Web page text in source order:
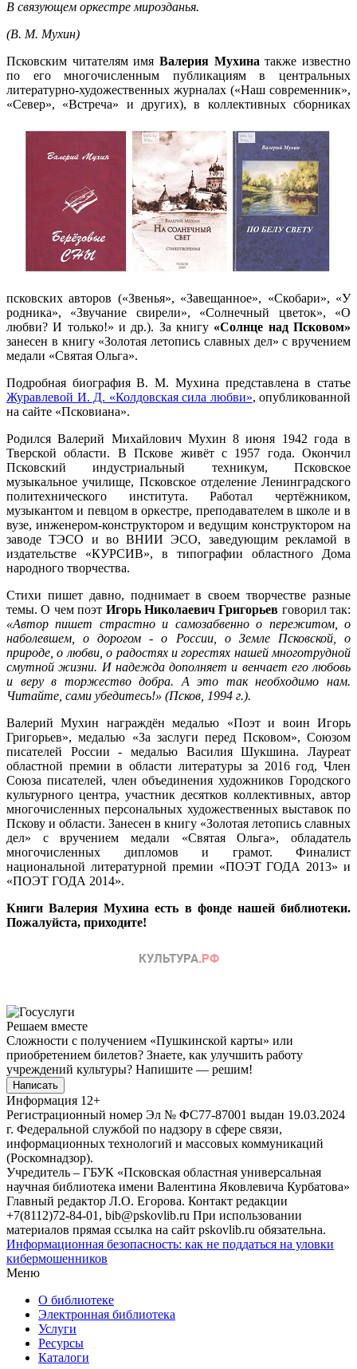
В связующем оркестре мирозданья.
(В. М. Мухин)
Псковским читателям имя Валерия Мухина также известно
по его многочисленным публикациям в центральных
литературно-художественных журналах («Наш современник»,
«Север», «Встреча» и других), в коллективных сборниках
псковских авторов («Звенья», «Завещанное», «Скобари», «У
родника», «Звучание свирели», «Солнечный цветок», «О
любви? И только!» и др.). За книгу «Солнце над Псковом»
занесен в книгу «Золотая летопись славных дел» с вручением
медали «Святая Ольга».
Подробная биография В. М. Мухина представлена в статье
Журавлевой И. Д. «Колдовская сила любви», опубликованной
на сайте «Псковиана».
Родился Валерий Михайлович Мухин 8 июня 1942 года в
Тверской области. В Пскове живёт с 1957 года. Окончил
Псковский индустриальный техникум, Псковское
музыкальное училище, Псковское отделение Ленинградского
политехнического института. Работал чертёжником,
музыкантом и певцом в оркестре, преподавателем в школе и в
вузе, инженером-конструктором и ведущим конструктором на
заводе ТЭСО и во ВНИИ ЭСО, заведующим рекламой в
издательстве «КУРСИВ», в типографии областного Дома
народного творчества.
Стихи пишет давно, поднимает в своем творчестве разные
темы. О чем поэт Игорь Николаевич Григорьев говорил так:
«Автор пишет страстно и самозабвенно о пережитом, о
наболевшем, о дорогом - о России, о Земле Псковской, о
природе, о любви, о радостях и горестях нашей многотрудной
смутной жизни. И надежда дополняет и венчает его любовь
и веру в торжество добра. А это так необходимо нам.
Читайте, сами убедитесь!» (Псков, 1994 г.).
Валерий Мухин награждён медалью «Поэт и воин Игорь
Григорьев», медалью «За заслуги перед Псковом», Союзом
писателей России - медалью Василия Шукшина. Лауреат
областной премии в области литературы за 2016 год, Член
Союза писателей, член объединения художников Городского
культурного центра, участник десятков коллективных, автор
многочисленных персональных художественных выставок по
Пскову и области. Занесен в книгу «Золотая летопись славных
дел» с вручением медали «Святая Ольга», обладатель
многочисленных дипломов и грамот. Финалист
национальной литературной премии «ПОЭТ ГОДА 2013» и
«ПОЭТ ГОДА 2014».
Книги Валерия Мухина есть в фонде нашей библиотеки.
Пожалуйста, приходите!
Решаем вместе
Сложности с получением «Пушкинской карты» или
приобретением билетов? Знаете, как улучшить работу
учреждений культуры? Напишите — решим!
Написать
Информация 12+
Регистрационный номер Эл № ФС77-87001 выдан 19.03.2024
г. Федеральной службой по надзору в сфере связи,
информационных технологий и массовых коммуникаций
(Роскомнадзор).
Учредитель – ГБУК «Псковская областная универсальная
научная библиотека имени Валентина Яковлевича Курбатова»
Главный редактор Л.О. Егорова. Контакт редакции
+7(8112)72-84-01, bib@pskovlib.ru При использовании
материалов прямая ссылка на сайт pskovlib.ru обязательна.
Информационная безопасность: как не поддаться на уловки
кибермошенников
Меню
О библиотеке
Электронная библиотека
Услуги
Ресурсы
Каталоги